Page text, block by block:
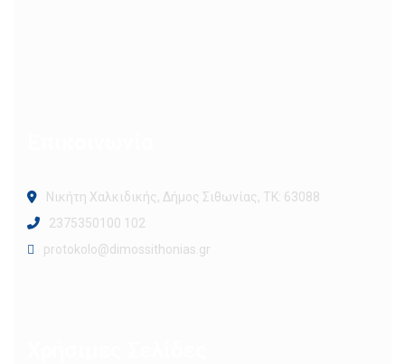
Νικήτη Χαλκιδικής, Δήμος Σιθωνίας, ΤΚ: 63088
2375350100 102
protokolo@dimossithonias.gr